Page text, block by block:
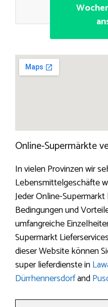
Online-Supermärkte
In vielen Provinzen wir
Lebensmittelgeschäfte
Jeder Online-
Bedingungen und
umfangreiche
Supermarkt
dieser Website können
super lieferdienste in
Dürrhennersdorfand